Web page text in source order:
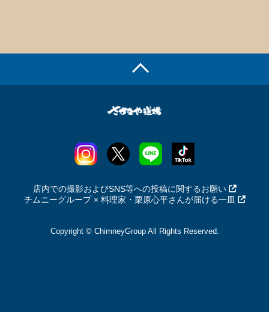
店内での撮影およびSNS等への投稿に関するお願い
チムニーグループ × 料理家・栗原心平さんが届ける一皿
Copyright © ChimneyGroup All Rights Reserved.